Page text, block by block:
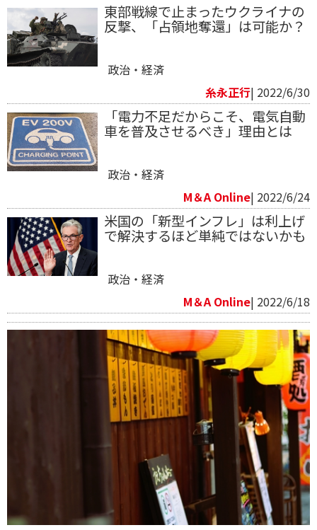
東部戦線で止まったウクライナの
反撃、「占領地奪還」は可能か？
政治・経済
糸永正行| 2022/6/30
「電力不足だからこそ、電気自動
車を普及させるべき」理由とは
政治・経済
M＆A Online| 2022/6/24
米国の「新型インフレ」は利上げ
で解決するほど単純ではないかも
政治・経済
M＆A Online| 2022/6/18